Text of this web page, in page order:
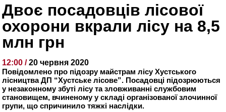
Двоє посадовців лісової
охорони вкрали лісу на 8,5
млн грн
12:00 /20 червня 2020
Повідомлено про підозру майстрам лісу Хустського
лісництва ДП “Хустське лісове”. Посадовці підозрюються
у незаконному збуті лісу та зловживанні службовим
становищем, вчиненому у складі організованої злочинної
групи, що спричинило тяжкі наслідки.